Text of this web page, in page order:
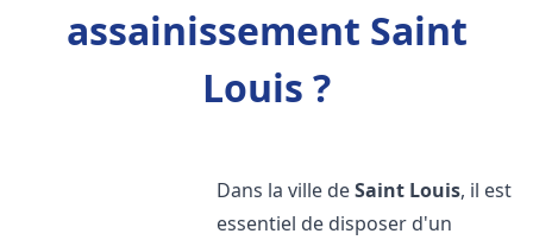
assainissement Saint
Louis ?
Dans la ville deSaint Louis, il est
essentiel de disposer d'un